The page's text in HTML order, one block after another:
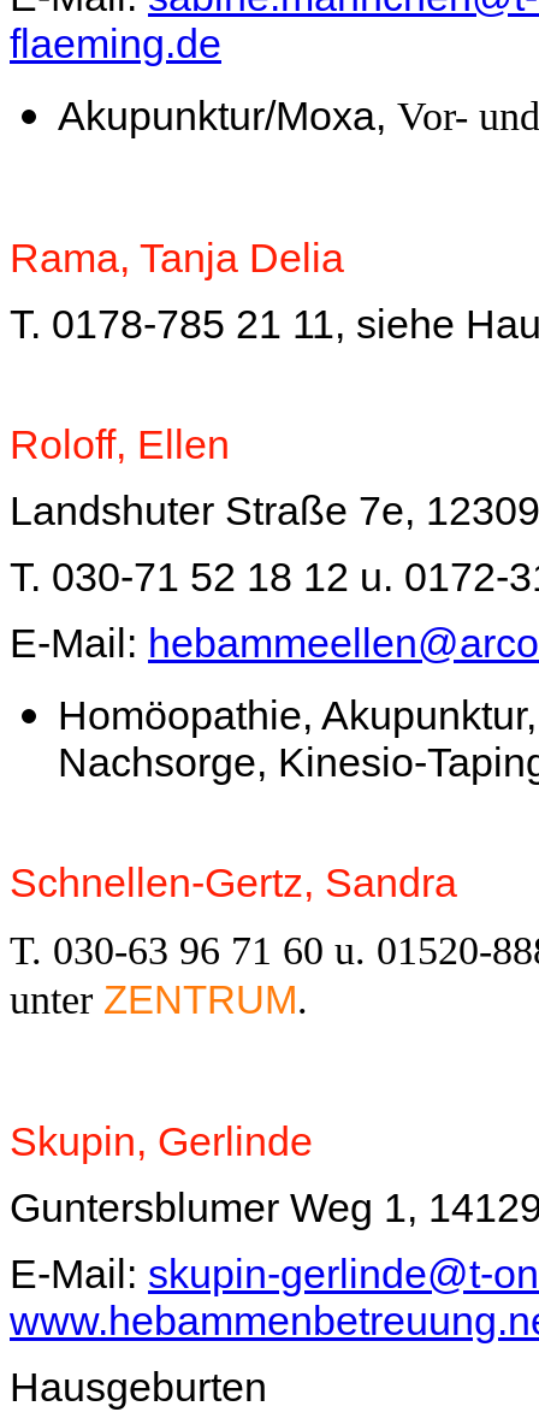
flaeming.de
Akupunktur/Moxa, Vor-
Rama, Tanja Delia
T. 0178-785 21 11, siehe
Roloff, Ellen
Landshuter Straße 7e,
T. 030-71 52 18 12 u. 0172-
E-Mail:
Homöopathie,
Nachsorge, Kinesio-
Schnellen-Gertz, Sandra
T. 030-63 96 71 60 u. 01520-
unter ZENTRUM.
Skupin, Gerlinde
Guntersblumer Weg 1,
E-Mail: skupin-gerlinde@t-
Hausgeburten